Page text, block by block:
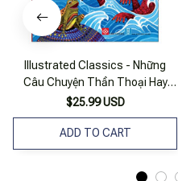
Illustrated Classics - Những
Câu Chuyện Thần Thoại Hay
Nhất Thế Giới
$25.99 USD
ADD TO CART